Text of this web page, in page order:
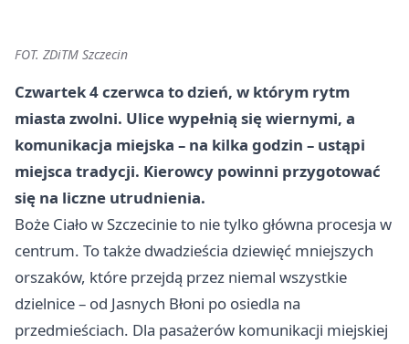
FOT. ZDiTM Szczecin
Czwartek 4 czerwca to dzień, w którym rytm
miasta zwolni. Ulice wypełnią się wiernymi, a
komunikacja miejska – na kilka godzin – ustąpi
miejsca tradycji. Kierowcy powinni przygotować
się na liczne utrudnienia.
Boże Ciało w Szczecinie to nie tylko główna procesja w
centrum. To także dwadzieścia dziewięć mniejszych
orszaków, które przejdą przez niemal wszystkie
dzielnice – od Jasnych Błoni po osiedla na
przedmieściach. Dla pasażerów komunikacji miejskiej